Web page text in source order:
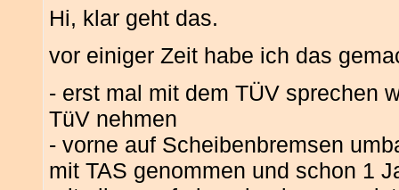
Hi, klar geht das.
vor einiger Zeit habe ich das
- erst mal mit dem TÜV sprechen
TüV nehmen
- vorne auf Scheibenbremsen
mit TAS genommen und schon 1